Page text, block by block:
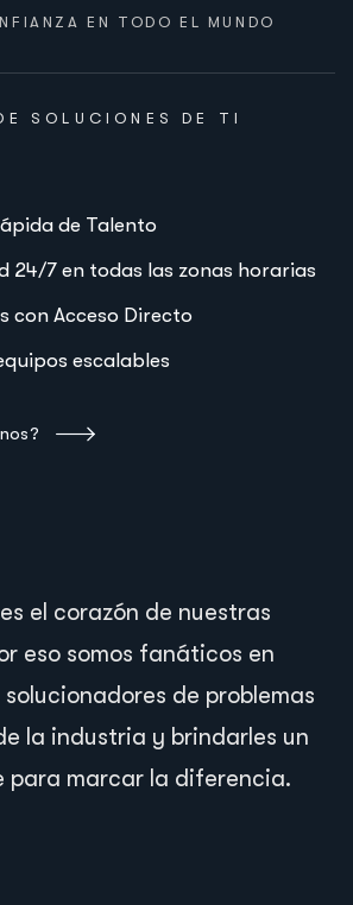
EN TODO EL MUNDO
SOLUCIONES DE TI
de Talento
24/7 en todas las zonas horarias
con Acceso Directo
escalables
el corazón de nuestras
eso somos fanáticos en
de problemas
la industria y brindarles un
para marcar la diferencia.